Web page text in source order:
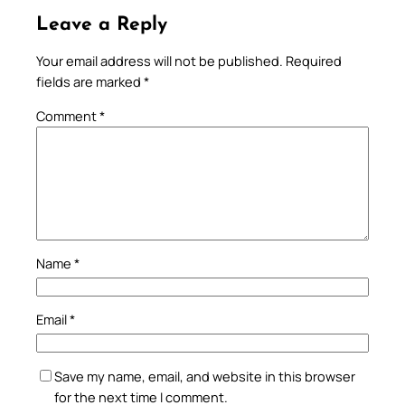
Leave a Reply
Your email address will not be published. Required
fields are marked *
Comment*
Name *
Email*
Save my name, email, and website in this browser
for the next time I comment.